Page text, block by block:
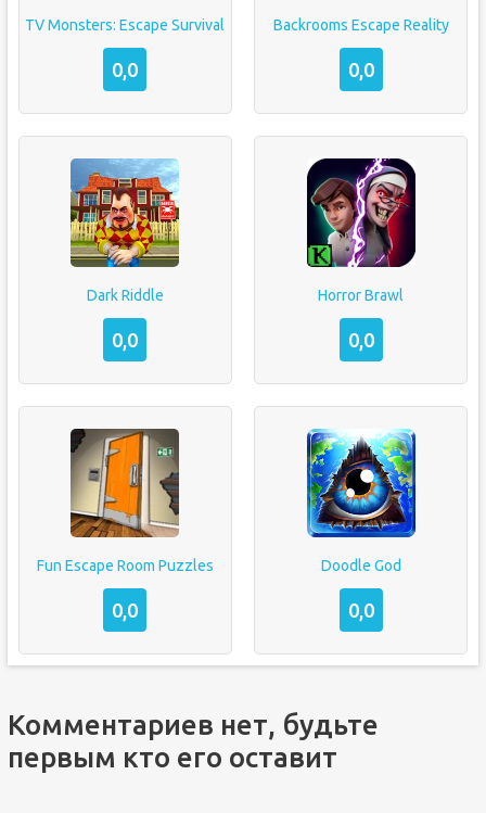
TV Monsters: Escape Survival
0,0
Backrooms Escape Reality
0,0
Dark Riddle
0,0
Horror Brawl
0,0
Fun Escape Room Puzzles
0,0
Doodle God
0,0
Комментариев нет, будьте
первым кто его оставит